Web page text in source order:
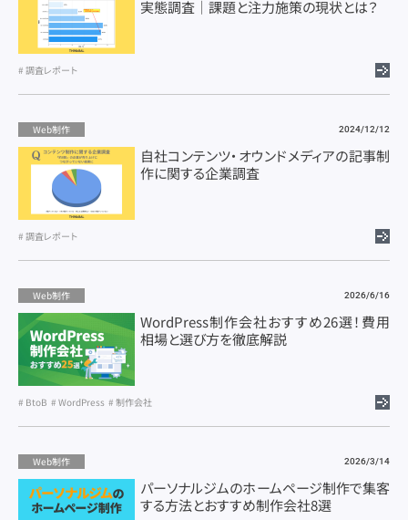
実態調査｜課題と注力施策の現状とは？
調査レポート
Web制作 2024/12/12
自社コンテンツ・オウンドメディアの記事制
作に関する企業調査
調査レポート
Web制作 2026/6/16
WordPress制作会社おすすめ26選！費用
相場と選び方を徹底解説
BtoB WordPress 制作会社
Web制作 2026/3/14
パーソナルジムのホームページ制作で集客
する方法とおすすめ制作会社8選